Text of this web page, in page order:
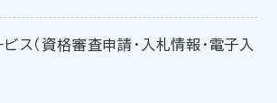
ス（資格審査申請・入札情報・電子入